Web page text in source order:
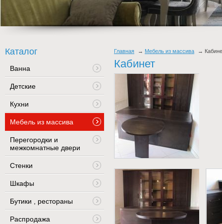
Главная Мебель из массива
Кабинет
Каталог
Ванна
Детские
Кухни
Мебель из массива
Перегородки и
межкомнатные двери
Стенки
Шкафы
Бутики , рестораны
Распродажа